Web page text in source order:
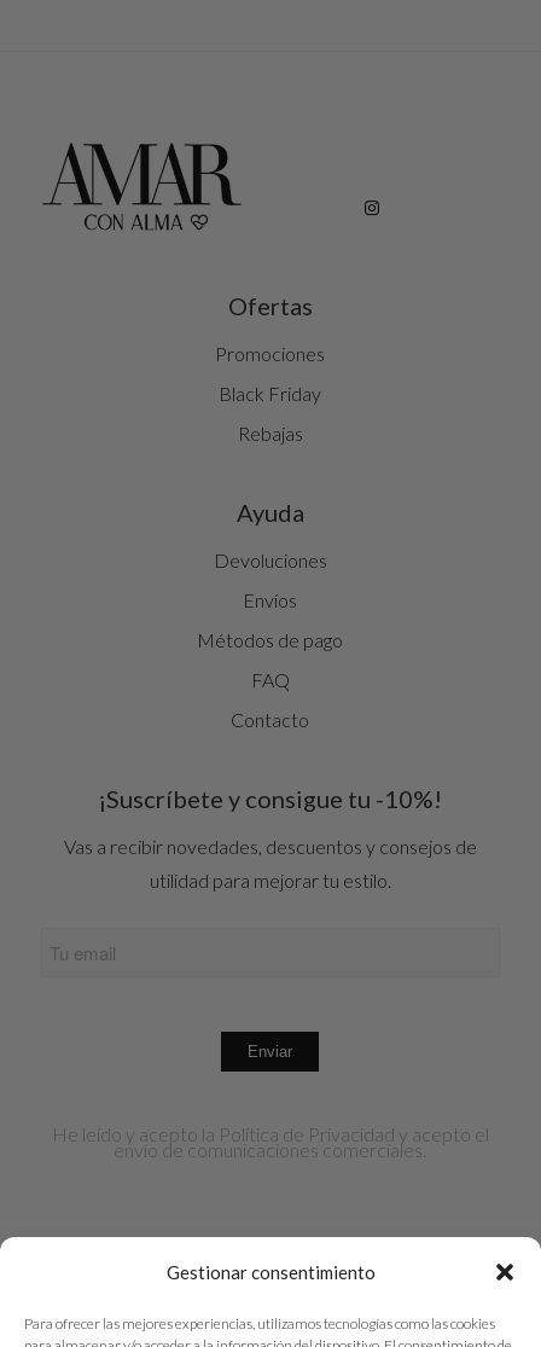
Gestionar consentimiento
Para ofrecer las mejores experiencias, utilizamos tecnologías como las cookies
Ofertas
Promociones
Black Friday
Rebajas
Ayuda
Devoluciones
Envíos
Métodos de pago
FAQ
Contacto
¡Suscríbete y consigue tu -10%!
Vas a recibir novedades, descuentos y consejos de
utilidad para mejorar tu estilo.
He leído y acepto la Política de Privacidad y acepto el
envío de comunicaciones comerciales.